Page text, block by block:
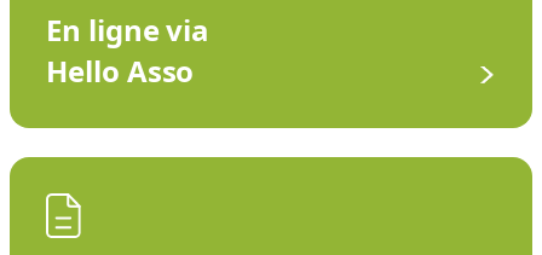
En ligne via
Hello Asso